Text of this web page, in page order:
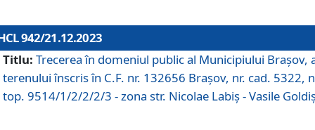
942/21.12.2023
Titlu: Trecerea în domeniul public al Municipiului Braşov,
terenului înscris în C.F. nr. 132656 Brașov, nr. cad. 5322,
top. 9514/1/2/2/2/3 - zona str. Nicolae Labiș - Vasile